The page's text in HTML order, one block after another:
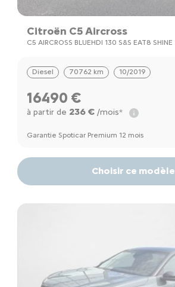
Citroën C5 Aircross
C5 AIRCROSS BLUEHDI 130 S&S EAT8 SHINE
Diesel 70762 km 10/2019
16490 €
à partir de 236 €/mois*
Garantie Spoticar Premium 12 mois
Choisir ce modèle